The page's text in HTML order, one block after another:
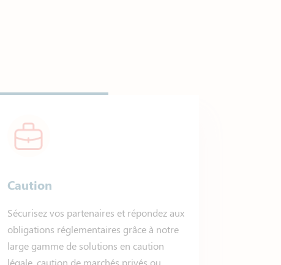
Caution
Sécurisez vos partenaires et répondez aux
obligations réglementaires grâce à notre
large gamme de solutions en caution